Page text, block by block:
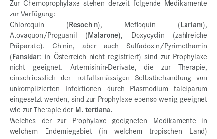
Zur Chemoprophylaxe stehen derzeit folgende Medikamente
zur Verfügung:
Chloroquin (Resochin), Mefloquin (Lariam),
Atovaquon/Proguanil (Malarone), Doxycyclin (zahlreiche
Präparate). Chinin, aber auch Sulfadoxin/Pyrimethamin
(Fansidar: in Österreich nicht registriert) sind zur Prophylaxe
nicht geeignet. Artemisinin-Derivate, die zur Therapie,
einschliesslich der notfallsmässigen Selbstbehandlung von
unkomplizierten Infektionen durch Plasmodium falciparum
eingesetzt werden, sind zur Prophylaxe ebenso wenig geeignet
wie zur Therapie der M. tertiana.
Welches der zur Prophylaxe geeigneten Medikamente in
welchem Endemiegebiet (in welchem tropischen Land)